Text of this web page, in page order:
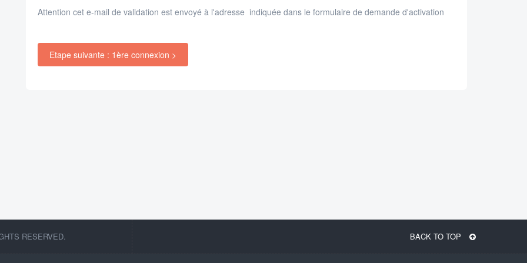
Attention cet e-mail de validation est envoyé à l'adresse indiquée dans le formulaire de demande d'activation
Etape suivante : 1ère connexion >
RESERVED. BACK TO TOP